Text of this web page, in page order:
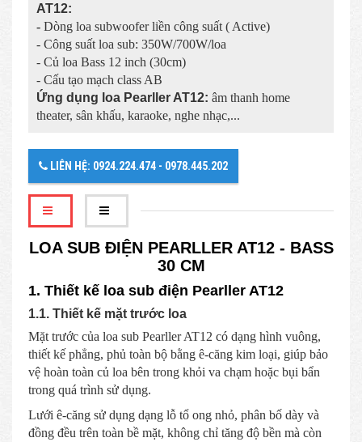
AT12:
- Dòng loa subwoofer liền công suất ( Active)
- Công suất loa sub: 350W/700W/loa
- Củ loa Bass 12 inch (30cm)
- Cấu tạo mạch class AB
Ứng dụng loa Pearller AT12: âm thanh home
theater, sân khấu, karaoke, nghe nhạc,...
LIÊN HỆ: 0924.224.474 - 0978.445.202
LOA SUB ĐIỆN PEARLLER AT12 - BASS
30 CM
1. Thiết kế loa sub điện Pearller AT12
1.1. Thiết kế mặt trước loa
Mặt trước của loa sub Pearller AT12 có dạng hình vuông,
thiết kế phẳng, phủ toàn bộ bằng ê-căng kim loại, giúp bảo
vệ hoàn toàn củ loa bên trong khỏi va chạm hoặc bụi bẩn
trong quá trình sử dụng.
Lưới ê-căng sử dụng dạng lỗ tổ ong nhỏ, phân bố dày và
đồng đều trên toàn bề mặt, không chỉ tăng độ bền mà còn